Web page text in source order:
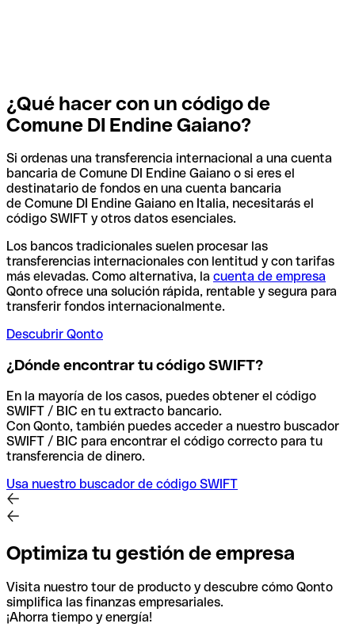
¿Qué hacer con un código de
Comune DI Endine Gaiano?
Si ordenas una transferencia internacional a una cuenta
bancaria de Comune DI Endine Gaiano o si eres el
destinatario de fondos en una cuenta bancaria
de Comune DI Endine Gaiano en Italia, necesitarás el
código SWIFT y otros datos esenciales.
Los bancos tradicionales suelen procesar las
transferencias internacionales con lentitud y con tarifas
más elevadas. Como alternativa, la cuenta de empresa
Qonto ofrece una solución rápida, rentable y segura para
transferir fondos internacionalmente.
Descubrir Qonto
¿Dónde encontrar tu código SWIFT?
En la mayoría de los casos, puedes obtener el código
SWIFT / BIC en tu extracto bancario.
Con Qonto, también puedes acceder a nuestro buscador
SWIFT / BIC para encontrar el código correcto para tu
transferencia de dinero.
Usa nuestro buscador de código SWIFT
Optimiza tu gestión de empresa
Visita nuestro tour de producto y descubre cómo Qonto
simplifica las finanzas empresariales.
¡Ahorra tiempo y energía!